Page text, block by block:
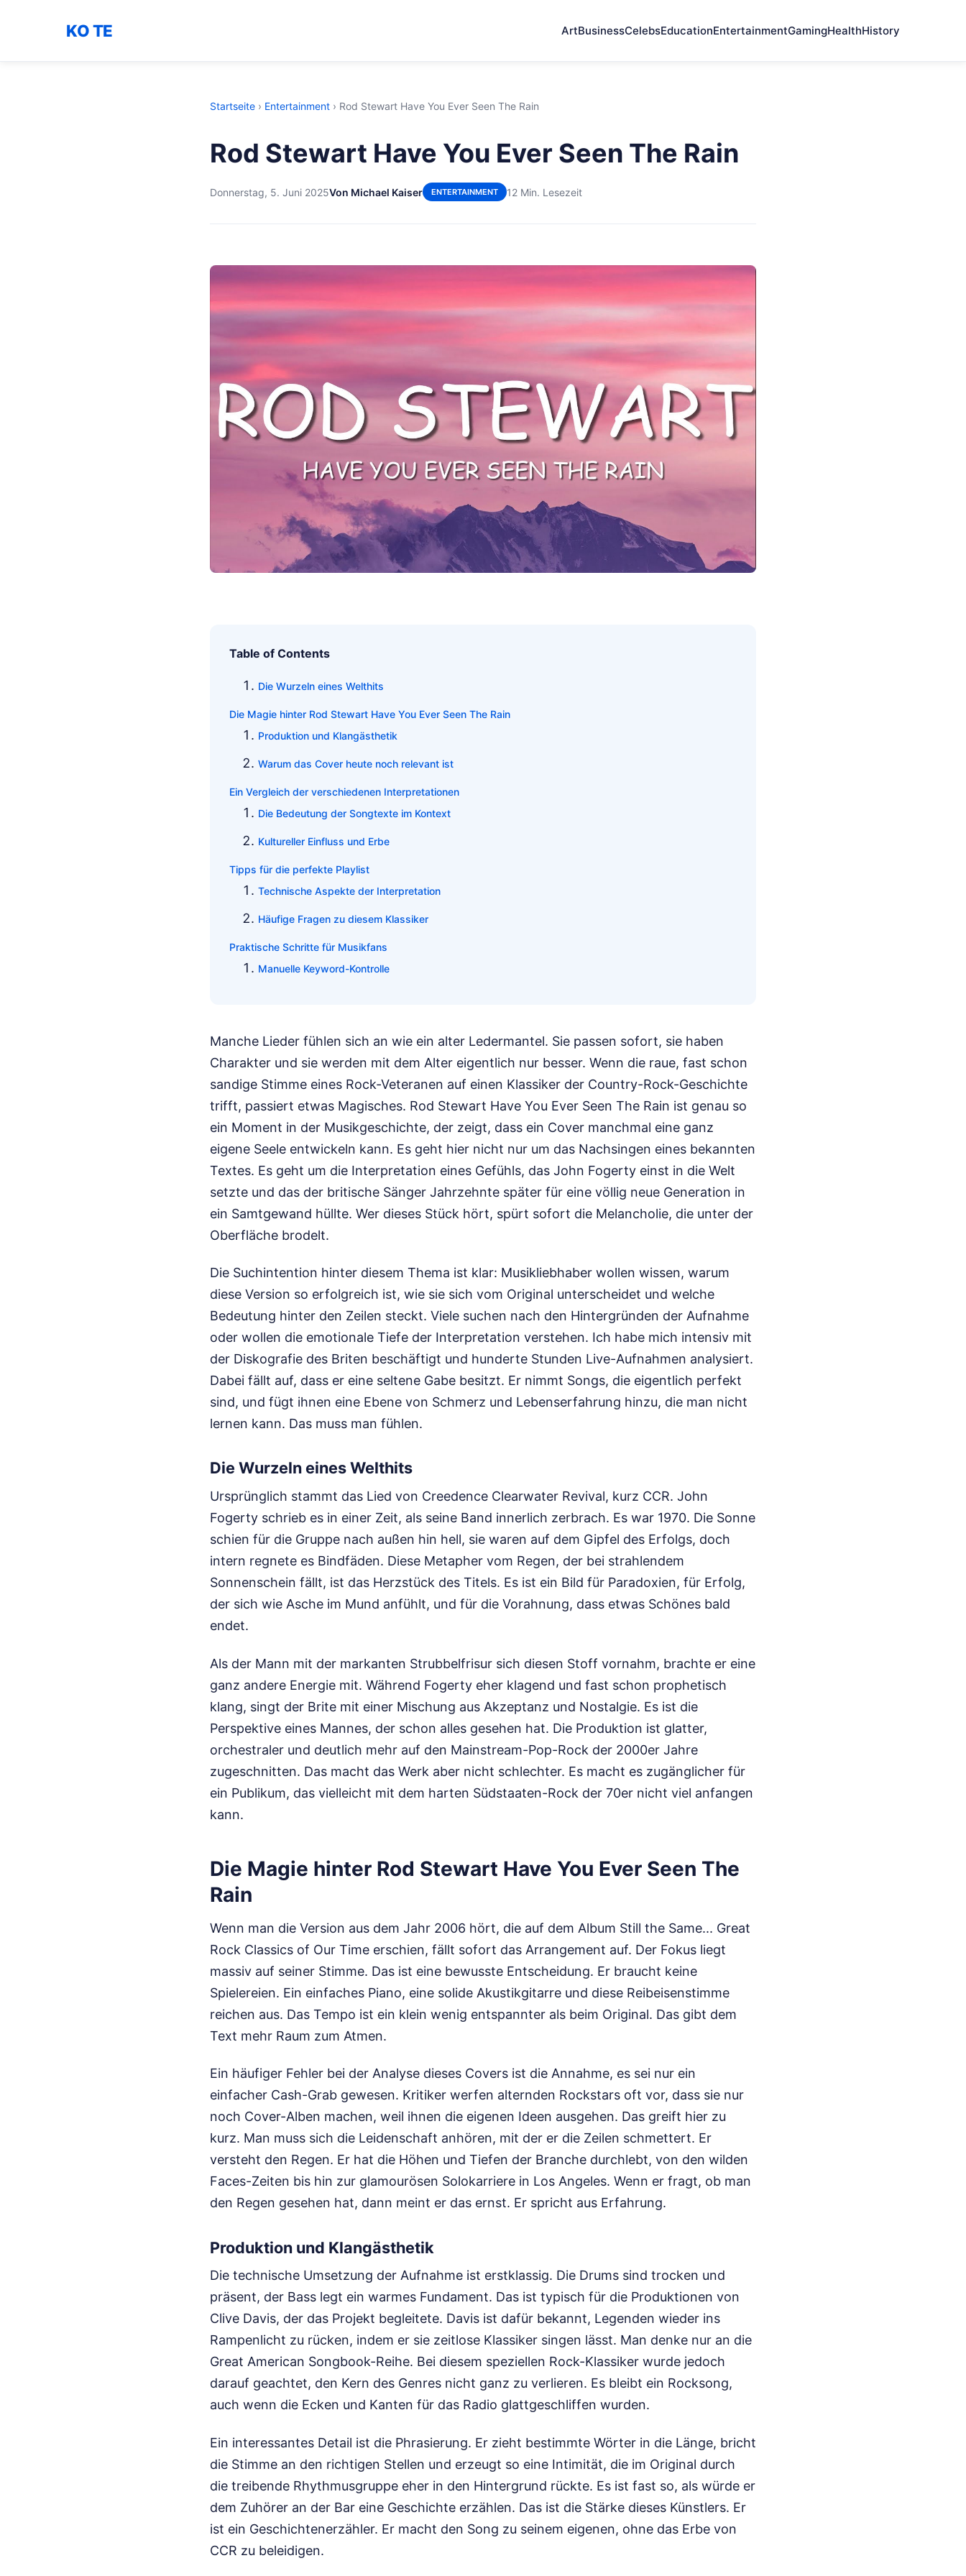
KO TE ArtBusinessCelebsEducationEntertainmentGamingHealthHistory
Startseite › Entertainment › Rod Stewart Have You Ever Seen The Rain
Rod Stewart Have You Ever Seen The Rain
Donnerstag, 5. Juni 2025Von Michael Kaiser ENTERTAINMENT 12 Min. Lesezeit
Table of Contents
Die Wurzeln eines Welthits
Die Magie hinter Rod Stewart Have You Ever Seen The Rain
Produktion und Klangästhetik
Warum das Cover heute noch relevant ist
Ein Vergleich der verschiedenen Interpretationen
Die Bedeutung der Songtexte im Kontext
Kultureller Einfluss und Erbe
Tipps für die perfekte Playlist
Technische Aspekte der Interpretation
Häufige Fragen zu diesem Klassiker
Praktische Schritte für Musikfans
Manuelle Keyword-Kontrolle
Manche Lieder fühlen sich an wie ein alter Ledermantel. Sie passen sofort, sie haben
Charakter und sie werden mit dem Alter eigentlich nur besser. Wenn die raue, fast schon
sandige Stimme eines Rock-Veteranen auf einen Klassiker der Country-Rock-Geschichte
trifft, passiert etwas Magisches. Rod Stewart Have You Ever Seen The Rain ist genau so
ein Moment in der Musikgeschichte, der zeigt, dass ein Cover manchmal eine ganz
eigene Seele entwickeln kann. Es geht hier nicht nur um das Nachsingen eines bekannten
Textes. Es geht um die Interpretation eines Gefühls, das John Fogerty einst in die Welt
setzte und das der britische Sänger Jahrzehnte später für eine völlig neue Generation in
ein Samtgewand hüllte. Wer dieses Stück hört, spürt sofort die Melancholie, die unter der
Oberfläche brodelt.
Die Suchintention hinter diesem Thema ist klar: Musikliebhaber wollen wissen, warum
diese Version so erfolgreich ist, wie sie sich vom Original unterscheidet und welche
Bedeutung hinter den Zeilen steckt. Viele suchen nach den Hintergründen der Aufnahme
oder wollen die emotionale Tiefe der Interpretation verstehen. Ich habe mich intensiv mit
der Diskografie des Briten beschäftigt und hunderte Stunden Live-Aufnahmen analysiert.
Dabei fällt auf, dass er eine seltene Gabe besitzt. Er nimmt Songs, die eigentlich perfekt
sind, und fügt ihnen eine Ebene von Schmerz und Lebenserfahrung hinzu, die man nicht
lernen kann. Das muss man fühlen.
Die Wurzeln eines Welthits
Ursprünglich stammt das Lied von Creedence Clearwater Revival, kurz CCR. John
Fogerty schrieb es in einer Zeit, als seine Band innerlich zerbrach. Es war 1970. Die Sonne
schien für die Gruppe nach außen hin hell, sie waren auf dem Gipfel des Erfolgs, doch
intern regnete es Bindfäden. Diese Metapher vom Regen, der bei strahlendem
Sonnenschein fällt, ist das Herzstück des Titels. Es ist ein Bild für Paradoxien, für Erfolg,
der sich wie Asche im Mund anfühlt, und für die Vorahnung, dass etwas Schönes bald
endet.
Als der Mann mit der markanten Strubbelfrisur sich diesen Stoff vornahm, brachte er eine
ganz andere Energie mit. Während Fogerty eher klagend und fast schon prophetisch
klang, singt der Brite mit einer Mischung aus Akzeptanz und Nostalgie. Es ist die
Perspektive eines Mannes, der schon alles gesehen hat. Die Produktion ist glatter,
orchestraler und deutlich mehr auf den Mainstream-Pop-Rock der 2000er Jahre
zugeschnitten. Das macht das Werk aber nicht schlechter. Es macht es zugänglicher für
ein Publikum, das vielleicht mit dem harten Südstaaten-Rock der 70er nicht viel anfangen
kann.
Die Magie hinter Rod Stewart Have You Ever Seen The
Rain
Wenn man die Version aus dem Jahr 2006 hört, die auf dem Album Still the Same... Great
Rock Classics of Our Time erschien, fällt sofort das Arrangement auf. Der Fokus liegt
massiv auf seiner Stimme. Das ist eine bewusste Entscheidung. Er braucht keine
Spielereien. Ein einfaches Piano, eine solide Akustikgitarre und diese Reibeisenstimme
reichen aus. Das Tempo ist ein klein wenig entspannter als beim Original. Das gibt dem
Text mehr Raum zum Atmen.
Ein häufiger Fehler bei der Analyse dieses Covers ist die Annahme, es sei nur ein
einfacher Cash-Grab gewesen. Kritiker werfen alternden Rockstars oft vor, dass sie nur
noch Cover-Alben machen, weil ihnen die eigenen Ideen ausgehen. Das greift hier zu
kurz. Man muss sich die Leidenschaft anhören, mit der er die Zeilen schmettert. Er
versteht den Regen. Er hat die Höhen und Tiefen der Branche durchlebt, von den wilden
Faces-Zeiten bis hin zur glamourösen Solokarriere in Los Angeles. Wenn er fragt, ob man
den Regen gesehen hat, dann meint er das ernst. Er spricht aus Erfahrung.
Produktion und Klangästhetik
Die technische Umsetzung der Aufnahme ist erstklassig. Die Drums sind trocken und
präsent, der Bass legt ein warmes Fundament. Das ist typisch für die Produktionen von
Clive Davis, der das Projekt begleitete. Davis ist dafür bekannt, Legenden wieder ins
Rampenlicht zu rücken, indem er sie zeitlose Klassiker singen lässt. Man denke nur an die
Great American Songbook-Reihe. Bei diesem speziellen Rock-Klassiker wurde jedoch
darauf geachtet, den Kern des Genres nicht ganz zu verlieren. Es bleibt ein Rocksong,
auch wenn die Ecken und Kanten für das Radio glattgeschliffen wurden.
Ein interessantes Detail ist die Phrasierung. Er zieht bestimmte Wörter in die Länge, bricht
die Stimme an den richtigen Stellen und erzeugt so eine Intimität, die im Original durch
die treibende Rhythmusgruppe eher in den Hintergrund rückte. Es ist fast so, als würde er
dem Zuhörer an der Bar eine Geschichte erzählen. Das ist die Stärke dieses Künstlers. Er
ist ein Geschichtenerzähler. Er macht den Song zu seinem eigenen, ohne das Erbe von
CCR zu beleidigen.